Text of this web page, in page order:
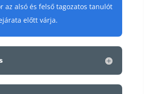
az alsó és felső tagozatos tanulót
előtt várja.